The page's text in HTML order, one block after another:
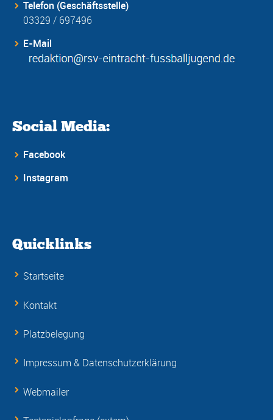
Telefon (Geschäftsstelle)
03329 / 697496
E-Mail
Social Media:
Facebook
Instagram
Quicklinks
Startseite
Kontakt
Platzbelegung
Impressum & Datenschutzerklärung
Webmailer